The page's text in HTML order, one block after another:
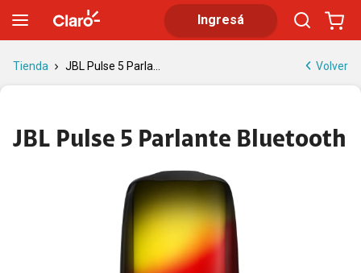
Ingresá
Tienda JBL Pulse 5 Parla... Volver
JBL Pulse 5 Parlante Bluetooth
JBL Pulse 5 Parlante Bluetooth | Tienda Claro